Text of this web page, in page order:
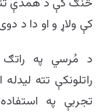
کې ولاړ و او دا د
د مُرسي په راتګ
راتلونکې تته
تجربې په